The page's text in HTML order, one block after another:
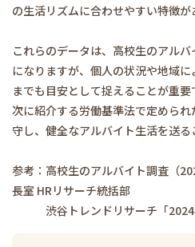
の生活リズムに合わせやすい特徴が
これらのデータは、高校生のアル
になりますが、個人の状況や地域
までも目安として捉えることが重要
次に紹介する労働基準法で定めら
守し、健全なアルバイト生活を送る
参考：高校生のアルバイト調査（
長室 HRリサーチ統括部
渋谷トレンドリサーチ「2024